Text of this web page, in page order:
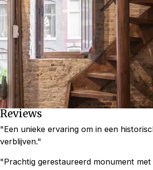
Reviews
"Een unieke ervaring om in een
verblijven."
"Prachtig gerestaureerd monument